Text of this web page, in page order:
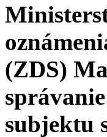
(ZDS)
subjektu